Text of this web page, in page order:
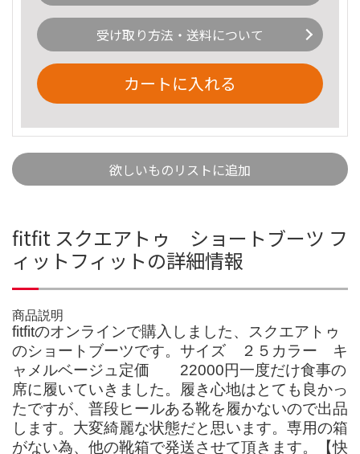
受け取り方法・送料について
カートに入れる
欲しいものリストに追加
fitfit スクエアトゥ ショートブーツ フ
ィットフィットの詳細情報
商品説明
fitfitのオンラインで購入しました、スクエアトゥ
のショートブーツです。サイズ ２５カラー キ
ャメルベージュ定価 22000円一度だけ食事の
席に履いていきました。履き心地はとても良かっ
たですが、普段ヒールある靴を履かないので出品
します。大変綺麗な状態だと思います。専用の箱
がない為、他の靴箱で発送させて頂きます。【快